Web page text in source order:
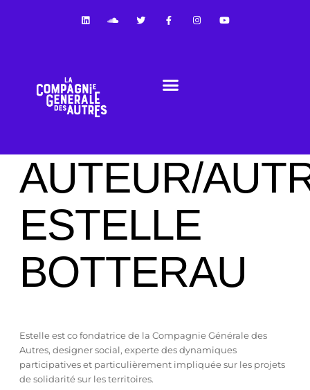
AUTEUR/
ESTELLE
BOTTERAU
Estelle est co fondatrice de la Compagnie Générale des
Autres, designer social, experte des dynamiques
participatives et particulièrement impliquée sur les projets
de solidarité sur les territoires.